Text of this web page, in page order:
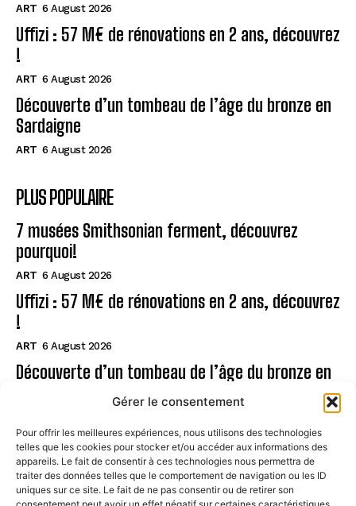
Gérer le consentement
Pour offrir les meilleures expériences, nous utilisons des technologies
telles que les cookies pour stocker et/ou accéder aux informations des
appareils. Le fait de consentir à ces technologies nous permettra de
traiter des données telles que le comportement de navigation ou les ID
uniques sur ce site. Le fait de ne pas consentir ou de retirer son
ART 6 August 2026
Uffizi : 57 M€ de rénovations en 2 ans, découvrez
!
ART 6 August 2026
Découverte d’un tombeau de l’âge du bronze en
Sardaigne
ART 6 August 2026
PLUS POPULAIRE
7 musées Smithsonian ferment, découvrez
pourquoi!
ART 6 August 2026
Uffizi : 57 M€ de rénovations en 2 ans, découvrez
!
ART 6 August 2026
Découverte d’un tombeau de l’âge du bronze en
Page
CONTACT